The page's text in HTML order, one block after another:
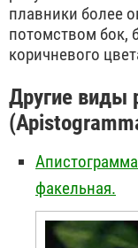
плавники более
потомством бок,
коричневого
Другие
факельная.